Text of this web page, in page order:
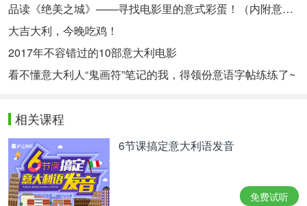
品读《绝美之城》——寻找电影里的意式彩蛋！（内附意语中字资源~）
大吉大利，今晚吃鸡！
2017年不容错过的10部意大利电影
看不懂意大利人“鬼画符”笔记的我，得领份意语字帖练练了~
相关课程
6节课搞定意大利语发音
免费试听